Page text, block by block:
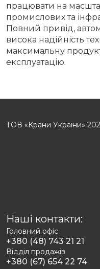
працювати на
промислових та
Повний привід,
висока надійність
максимальну
експлуатацію.
ТОВ «Крани України»
Наші контакти:
Головний офіс
+380 (48) 743 21 21
Відділ продажів
+380 (67) 654 22 74